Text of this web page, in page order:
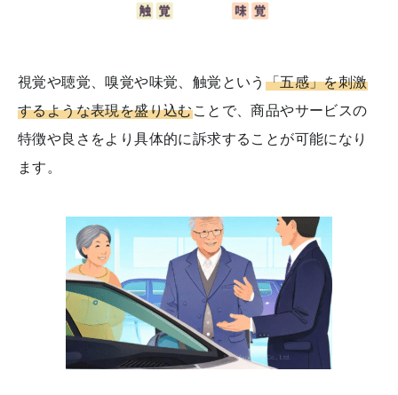
視覚や聴覚、嗅覚や味覚、触覚という 「五感」を刺激
するような表現を盛り込むことで、商品やサービスの
特徴や良さをより具体的に訴求することが可能になり
ます。